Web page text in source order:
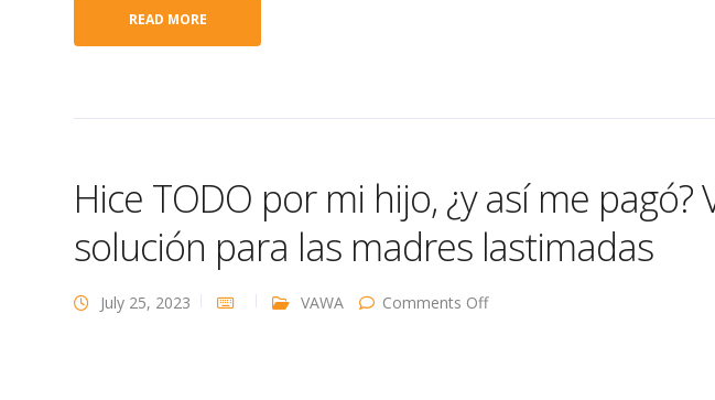
READ MORE
Hice TODO por mi hijo, ¿y así me pagó?
solución para las madres lastimadas
July 25, 2023 VAWA Comments Offon